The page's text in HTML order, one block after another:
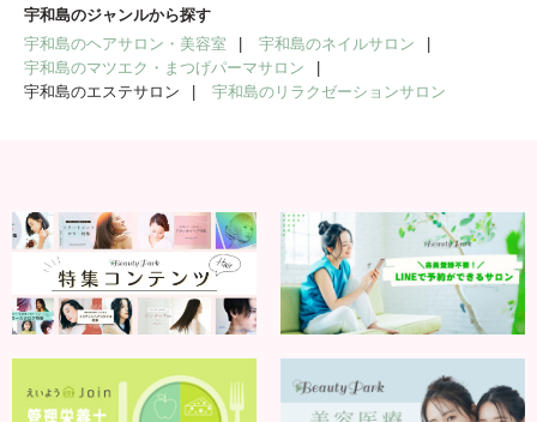
宇和島のジャンルから探す
宇和島のヘアサロン・美容室
宇和島のネイルサロン
宇和島のマツエク・まつげパーマサロン
宇和島のエステサロン
宇和島のリラクゼーションサロン